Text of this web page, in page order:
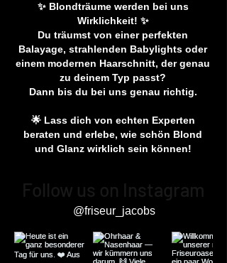
✨ Blondträume werden bei uns
Wirklichkeit! ✨
Du träumst von einer perfekten
Balayage, strahlenden Babylights oder
einem modernen Haarschnitt, der genau
zu deinem Typ passt?
Dann bis du bei uns genau richtig.
🌟 Lass dich von echten Experten
beraten und erlebe, wie schön Blond
und Glanz wirklich sein können!
Follow us on Instagram
@friseur_jacobs